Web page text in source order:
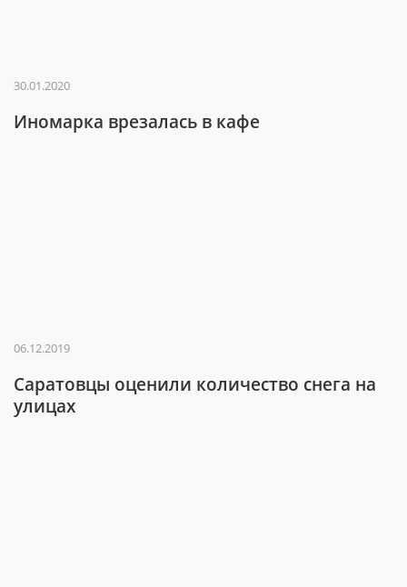
30.01.2020
Иномарка врезалась в кафе
06.12.2019
Саратовцы оценили количество снега на
улицах